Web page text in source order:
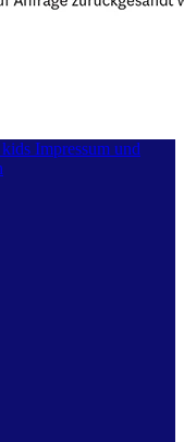
kids Impressum und